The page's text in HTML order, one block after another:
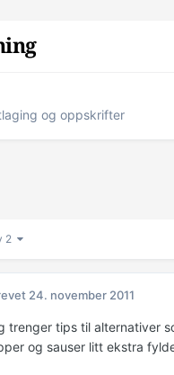
og oppskrifter
2
24. november 2011
trenger tips til alternativer
og sauser litt ekstra